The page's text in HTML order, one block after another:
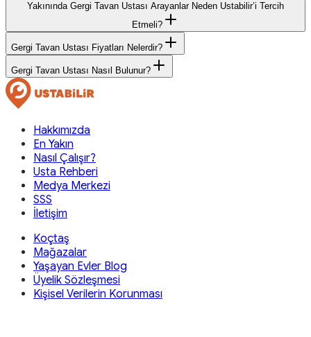
Yakınında Gergi Tavan Ustası Arayanlar Neden Ustabilir’i Tercih
Etmeli?
Gergi Tavan Ustası Fiyatları Nelerdir?
Gergi Tavan Ustası Nasıl Bulunur?
Hakkımızda
En Yakın
Nasıl Çalışır?
Usta Rehberi
Medya Merkezi
SSS
İletişim
Koçtaş
Mağazalar
Yaşayan Evler Blog
Üyelik Sözleşmesi
Kişisel Verilerin Korunması